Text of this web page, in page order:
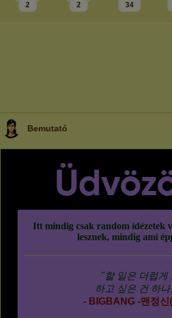
2 2 34
Bemutató